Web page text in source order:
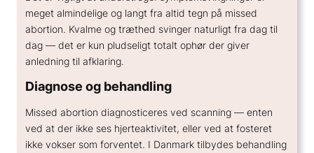
meget almindelige og langt fra altid tegn på missed
abortion. Kvalme og træthed svinger naturligt fra dag til
dag — det er kun pludseligt totalt ophør der giver
anledning til afklaring.
Diagnose og behandling
Missed abortion diagnosticeres ved scanning — enten
ved at der ikke ses hjerteaktivitet, eller ved at fosteret
ikke vokser som forventet. I Danmark tilbydes behandling